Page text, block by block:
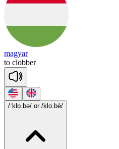
magyar
to clobber
/ˈklɒ.bə/ or /klo.bē/